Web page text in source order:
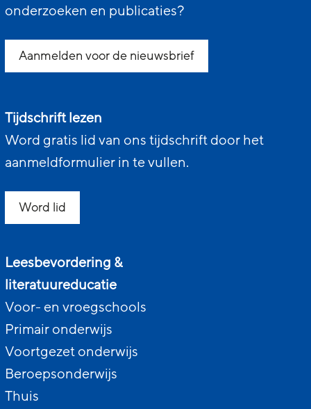
onderzoeken en publicaties?
Aanmelden voor de nieuwsbrief
Tijdschrift lezen
Word gratis lid van ons tijdschrift door het
aanmeldformulier in te vullen.
Word lid
Leesbevordering &
literatuureducatie
Voor- en vroegschools
Primair onderwijs
Voortgezet onderwijs
Beroepsonderwijs
Thuis